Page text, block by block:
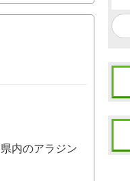
内のアラジン